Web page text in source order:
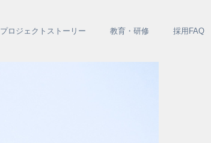
プロジェクト ストーリー 教育・研修 採用FAQ